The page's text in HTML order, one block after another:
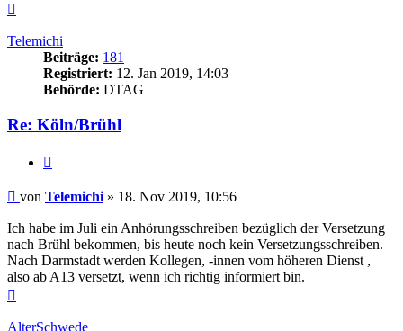
Telemichi
Beiträge: 181
Registriert: 12. Jan 2019, 14:03
Behörde: DTAG
Re: Köln/Brühl
Beitrag
von Telemichi » 18. Nov 2019, 10:56
Ich habe im Juli ein Anhörungsschreiben bezüglich der Versetzung
nach Brühl bekommen, bis heute noch kein Versetzungsschreiben.
Nach Darmstadt werden Kollegen, -innen vom höheren Dienst ,
also ab A13 versetzt, wenn ich richtig informiert bin.
AlterSchwede